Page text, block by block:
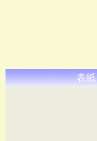
表紙